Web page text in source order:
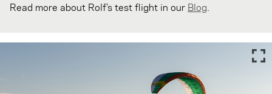
Read more about Rolf’s test flight in our Blog.